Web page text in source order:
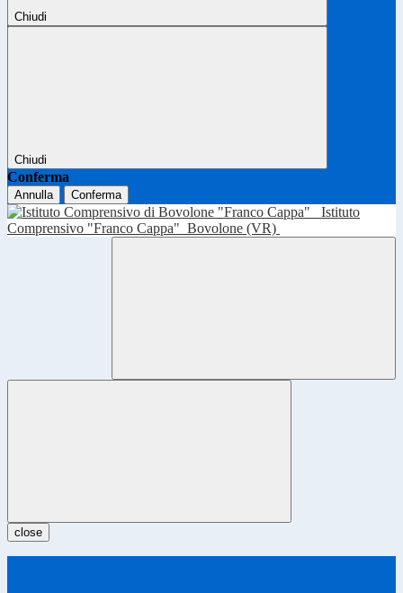
Chiudi
Chiudi
Conferma
Annulla Conferma
Istituto
Comprensivo "Franco Cappa" Bovolone (VR)
close